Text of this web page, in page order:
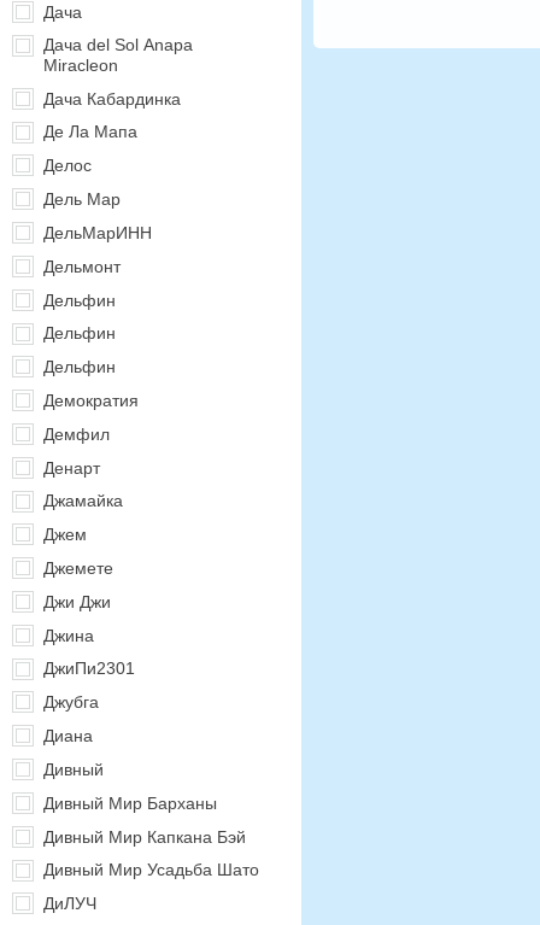
Дача
Дача del Sol Anapa
Miracleon
Дача Кабардинка
Де Ла Мапа
Делос
Дель Мар
ДельМарИНН
Дельмонт
Дельфин
Дельфин
Дельфин
Демократия
Демфил
Денарт
Джамайка
Джем
Джемете
Джи Джи
Джина
ДжиПи2301
Джубга
Диана
Дивный
Дивный Мир Барханы
Дивный Мир Капкана Бэй
Дивный Мир Усадьба Шато
ДиЛУЧ